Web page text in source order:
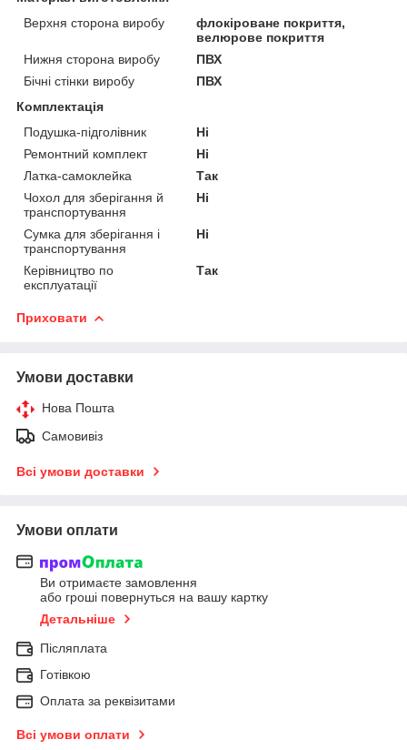
Верхня сторона виробу
флокіроване покриття,
велюрове покриття
Нижня сторона виробу
ПВХ
Бічні стінки виробу
ПВХ
Комплектація
Подушка-підголівник
Ні
Ремонтний комплект
Ні
Латка-самоклейка
Так
Чохол для зберігання й
транспортування
Ні
Сумка для зберігання і
транспортування
Ні
Керівництво по
експлуатації
Так
Приховати
Умови доставки
Нова Пошта
Самовивіз
Всі умови доставки
Умови оплати
Ви отримаєте замовлення
або гроші повернуться на вашу картку
Детальніше
Післяплата
Готівкою
Оплата за реквізитами
Всі умови оплати